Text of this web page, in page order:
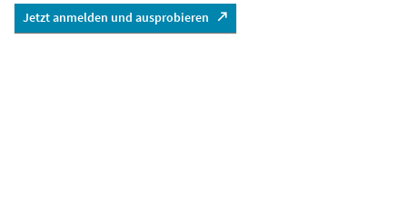
Jetzt anmelden und ausprobieren